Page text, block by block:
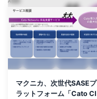
マクニカ、次世代SASEプ
ラットフォーム「Cato Cl